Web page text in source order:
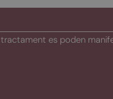
es poden